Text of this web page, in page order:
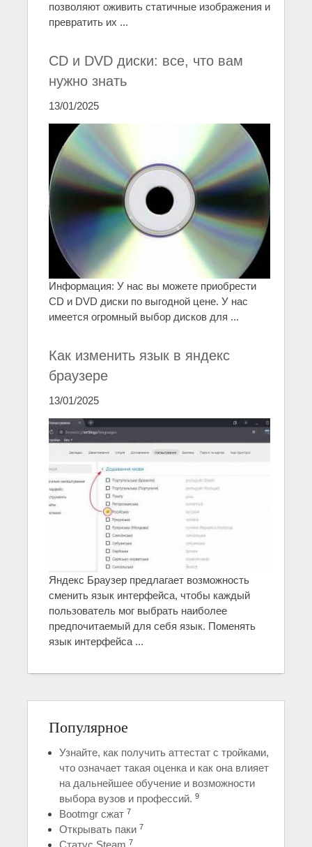
позволяют оживить статичные изображения и
превратить их ...
CD и DVD диски: все, что вам
нужно знать
13/01/2025
Информация: У нас вы можете приобрести
CD и DVD диски по выгодной цене. У нас
имеется огромный выбор дисков для ...
Как изменить язык в яндекс
браузере
13/01/2025
Яндекс Браузер предлагает возможность
сменить язык интерфейса, чтобы каждый
пользователь мог выбрать наиболее
предпочитаемый для себя язык. Поменять
язык интерфейса ...
Популярное
Узнайте, как получить аттестат с тройками,
что означает такая оценка и как она влияет
на дальнейшее обучение и возможности
выбора вузов и профессий. 9
Bootmgr сжат 7
Открывать паки 7
7